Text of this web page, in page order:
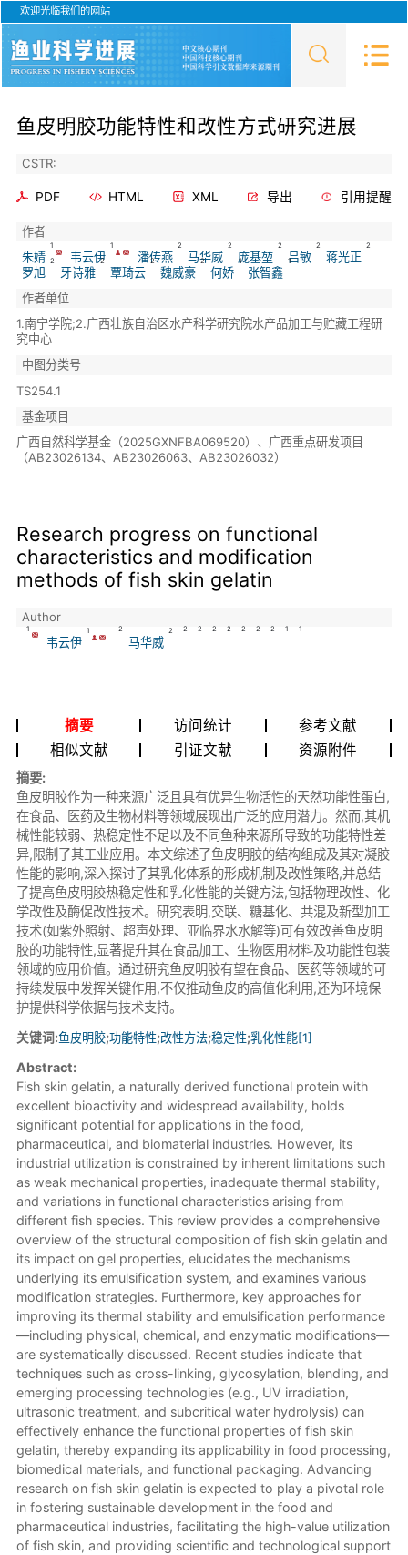
欢迎光临我们的网站
鱼皮明胶功能特性和改性方式研究进展
CSTR:
PDF HTML XML 导出 引用提醒
作者
朱婧
1
韦云伊
1
潘传燕
2
马华威
2
庞基堃
2
吕敏
2
蒋光正
2
罗旭
2
牙诗雅
2
覃琦云
2
魏威豪
2
何娇
1
张智鑫
1
作者单位
1.南宁学院;2.广西壮族自治区水产科学研究院水产品加工与贮藏工程研
究中心
中图分类号
TS254.1
基金项目
广西自然科学基金（2025GXNFBA069520）、广西重点研发项目
（AB23026134、AB23026063、AB23026032）
Research progress on functional
characteristics and modification
methods of fish skin gelatin
Author
1
韦云伊
1 2
马华威
2 2 2 2 2 2 2 2 1 1
摘要 访问统计
参考文献
相似文献
引证文献 资源附件
摘要:
鱼皮明胶作为一种来源广泛且具有优异生物活性的天然功能性蛋白,
在食品、医药及生物材料等领域展现出广泛的应用潜力。然而,其机
械性能较弱、热稳定性不足以及不同鱼种来源所导致的功能特性差
异,限制了其工业应用。本文综述了鱼皮明胶的结构组成及其对凝胶
性能的影响,深入探讨了其乳化体系的形成机制及改性策略,并总结
了提高鱼皮明胶热稳定性和乳化性能的关键方法,包括物理改性、化
学改性及酶促改性技术。研究表明,交联、糖基化、共混及新型加工
技术(如紫外照射、超声处理、亚临界水水解等)可有效改善鱼皮明
胶的功能特性,显著提升其在食品加工、生物医用材料及功能性包装
领域的应用价值。通过研究鱼皮明胶有望在食品、医药等领域的可
持续发展中发挥关键作用,不仅推动鱼皮的高值化利用,还为环境保
护提供科学依据与技术支持。
关键词:鱼皮明胶;功能特性;改性方法;稳定性;乳化性能[1]
Abstract:
Fish skin gelatin, a naturally derived functional protein with
excellent bioactivity and widespread availability, holds
significant potential for applications in the food,
pharmaceutical, and biomaterial industries. However, its
industrial utilization is constrained by inherent limitations such
as weak mechanical properties, inadequate thermal stability,
and variations in functional characteristics arising from
different fish species. This review provides a comprehensive
overview of the structural composition of fish skin gelatin and
its impact on gel properties, elucidates the mechanisms
underlying its emulsification system, and examines various
modification strategies. Furthermore, key approaches for
improving its thermal stability and emulsification performance
—including physical, chemical, and enzymatic modifications—
are systematically discussed. Recent studies indicate that
techniques such as cross-linking, glycosylation, blending, and
emerging processing technologies (e.g., UV irradiation,
ultrasonic treatment, and subcritical water hydrolysis) can
effectively enhance the functional properties of fish skin
gelatin, thereby expanding its applicability in food processing,
biomedical materials, and functional packaging. Advancing
research on fish skin gelatin is expected to play a pivotal role
in fostering sustainable development in the food and
pharmaceutical industries, facilitating the high-value utilization
of fish skin, and providing scientific and technological support